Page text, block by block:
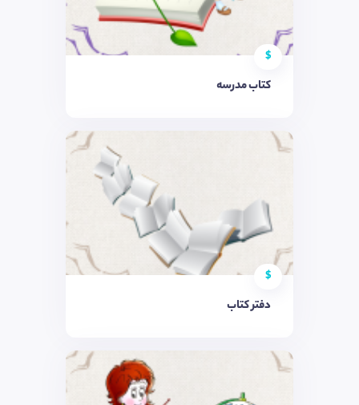
$
کتاب مدرسه
$
دفتر کتاب